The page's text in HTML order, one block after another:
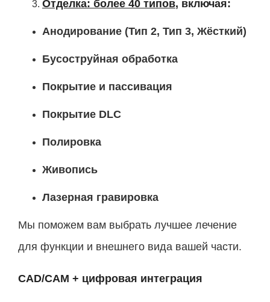
Отделка: более 40 типов, включая:
Анодирование (Тип 2, Тип 3, Жёсткий)
Бусоструйная обработка
Покрытие и пассивация
Покрытие DLC
Полировка
Живопись
Лазерная гравировка
Мы поможем вам выбрать лучшее лечение
для функции и внешнего вида вашей части.
CAD/CAM + цифровая интеграция